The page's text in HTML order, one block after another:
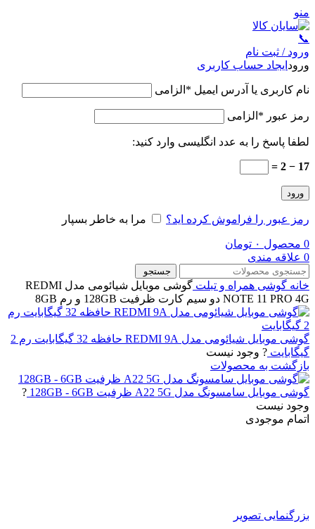
منو
📞
ورود / ثبت نام
ورود ایجاد حساب کاربری
نام کاربری یا آدرس ایمیل * الزامی
رمز عبور * الزامی
لطفا پاسخ را به عدد انگلیسی وارد کنید:
17 − 2 =
ورود
رمز عبور را فراموش کرده اید؟ مرا به خاطر بسپار
0 محصول ۰ تومان
0 علاقه مندی
جستجو
خانه گوشی همراه و تبلت
گوشی موبایل شیائومی مدل REDMI
NOTE 11 PRO 4G دو سیم کارت ظرفیت 128GB و رم 8GB
گوشی موبایل شیائومی مدل REDMI 9A حافظه 32 گیگابایت رم 2
گیگابایت ? وجود نیست
بازگشت به محصولات
گوشی موبایل سامسونگ مدل A22 5G ظرفیت 128GB - 6GB
?
وجود نیست
اتمام موجودی
بزرگنمایی تصویر